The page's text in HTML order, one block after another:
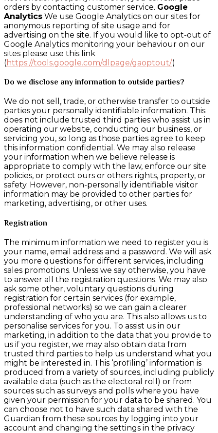
orders by contacting customer service. Google
Analytics We use Google Analytics on our sites for
anonymous reporting of site usage and for
advertising on the site. If you would like to opt-out of
Google Analytics monitoring your behaviour on our
sites please use this link
(https://tools.google.com/dlpage/gaoptout/)
Do we disclose any information to outside parties?
We do not sell, trade, or otherwise transfer to outside
parties your personally identifiable information. This
does not include trusted third parties who assist us in
operating our website, conducting our business, or
servicing you, so long as those parties agree to keep
this information confidential. We may also release
your information when we believe release is
appropriate to comply with the law, enforce our site
policies, or protect ours or others rights, property, or
safety. However, non-personally identifiable visitor
information may be provided to other parties for
marketing, advertising, or other uses.
Registration
The minimum information we need to register you is
your name, email address and a password. We will ask
you more questions for different services, including
sales promotions. Unless we say otherwise, you have
to answer all the registration questions. We may also
ask some other, voluntary questions during
registration for certain services (for example,
professional networks) so we can gain a clearer
understanding of who you are. This also allows us to
personalise services for you. To assist us in our
marketing, in addition to the data that you provide to
us if you register, we may also obtain data from
trusted third parties to help us understand what you
might be interested in. This ‘profiling’ information is
produced from a variety of sources, including publicly
available data (such as the electoral roll) or from
sources such as surveys and polls where you have
given your permission for your data to be shared. You
can choose not to have such data shared with the
Guardian from these sources by logging into your
account and changing the settings in the privacy